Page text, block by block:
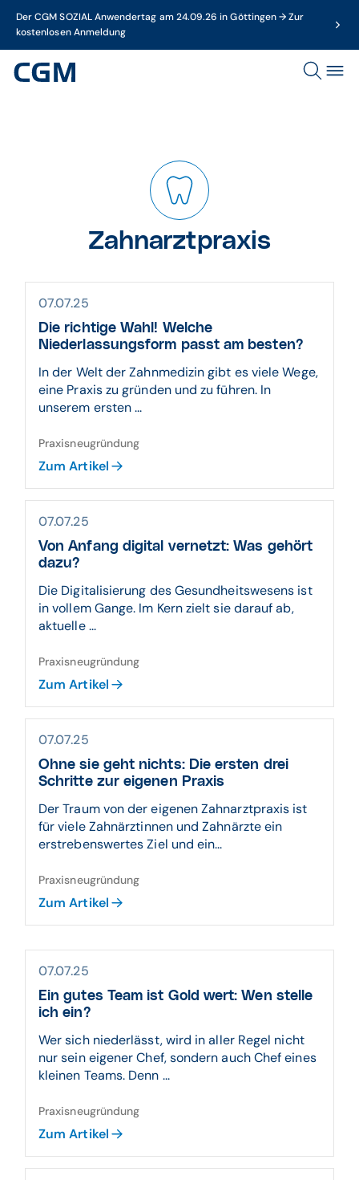
Der CGM SOZIAL Anwendertag am 24.09.26 in Göttingen → Zur
kostenlosen Anmeldung
Zahnarztpraxis
07.07.25
Die richtige Wahl! Welche
Niederlassungsform passt am besten?
In der Welt der Zahnmedizin gibt es viele Wege,
eine Praxis zu gründen und zu führen. In
unserem ersten ...
Praxisneugründung
Zum Artikel
07.07.25
Von Anfang digital vernetzt: Was gehört
dazu?
Die Digitalisierung des Gesundheitswesens ist
in vollem Gange. Im Kern zielt sie darauf ab,
aktuelle ...
Praxisneugründung
Zum Artikel
07.07.25
Ohne sie geht nichts: Die ersten drei
Schritte zur eigenen Praxis
Der Traum von der eigenen Zahnarztpraxis ist
für viele Zahnärztinnen und Zahnärzte ein
erstrebenswertes Ziel und ein...
Praxisneugründung
Zum Artikel
07.07.25
Ein gutes Team ist Gold wert: Wen stelle
ich ein?
Wer sich niederlässt, wird in aller Regel nicht
nur sein eigener Chef, sondern auch Chef eines
kleinen Teams. Denn ...
Praxisneugründung
Zum Artikel